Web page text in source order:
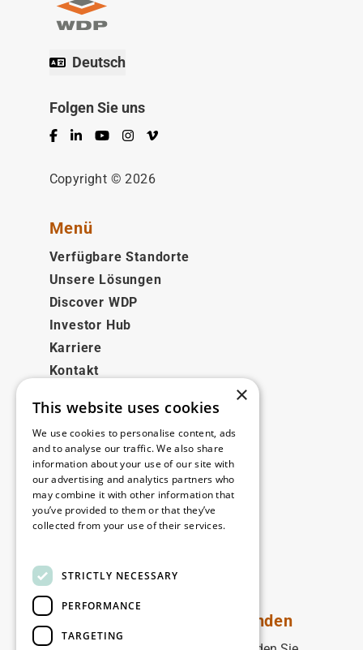
Deutsch
Folgen Sie uns
Facebook
LinkedInYouTubeInstagram
Vimeo
Copyright © 2026
Menü
Verfügbare Standorte
Unsere Lösungen
Discover WDP
Investor Hub
Karriere
Kontakt
Rechtliches
Disclaimer
Privacy policy
Cookie policy
Kontakt
Bleiben Sie auf dem Laufenden
×
This website uses cookies
We use cookies to personalise content, ads
and to analyse our traffic. We also share
information about your use of our site with
our advertising and analytics partners who
may combine it with other information that
you’ve provided to them or that they’ve
collected from your use of their services.
STRICTLY NECESSARY
PERFORMANCE
TARGETING